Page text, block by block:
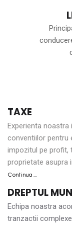
TAXE
Experienta noastra
conventiilor pentru
impozitul pe profit,
proprietate asupra
Continua …
DREPTUL
Echipa noastra
tranzactii